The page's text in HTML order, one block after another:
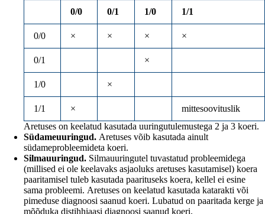
0/0
0/1 1/0 1/1
0/0 × × × ×
0/1 ×
1/0 ×
1/1 ×
mittesoovituslik
Aretuses on keelatud kasutada uuringutulemustega 2 ja 3 koeri.
Südameuuringud. Aretuses võib kasutada ainult
südameprobleemideta koeri.
Silmauuringud. Silmauuringutel tuvastatud probleemidega
(millised ei ole keelavaks asjaoluks aretuses kasutamisel) koera
paaritamisel tuleb kasutada paarituseks koera, kellel ei esine
sama probleemi. Aretuses on keelatud kasutada katarakti või
pimeduse diagnoosi saanud koeri. Lubatud on paaritada kerge ja
mõõduka distihhiaasi diagnoosi saanud koeri.